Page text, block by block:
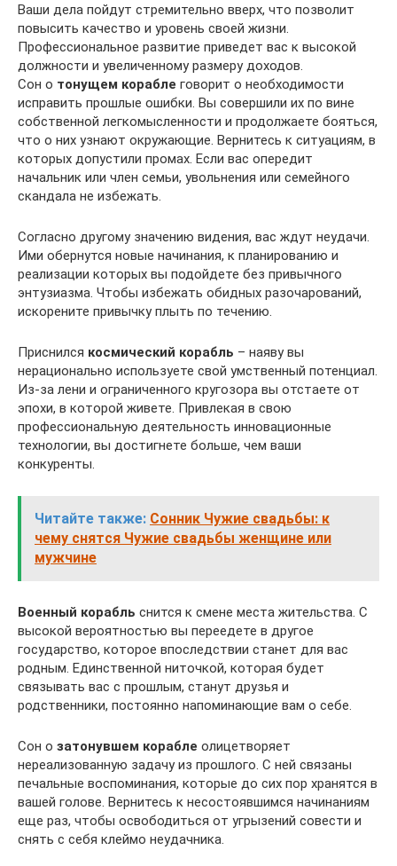
Ваши дела пойдут стремительно вверх, что позволит
повысить качество и уровень своей жизни.
Профессиональное развитие приведет вас к высокой
должности и увеличенному размеру доходов.
Сон о тонущем корабле говорит о необходимости
исправить прошлые ошибки. Вы совершили их по вине
собственной легкомысленности и продолжаете бояться,
что о них узнают окружающие. Вернитесь к ситуациям, в
которых допустили промах. Если вас опередит
начальник или член семьи, увольнения или семейного
скандала не избежать.
Согласно другому значению видения, вас ждут неудачи.
Ими обернутся новые начинания, к планированию и
реализации которых вы подойдете без привычного
энтузиазма. Чтобы избежать обидных разочарований,
искорените привычку плыть по течению.
Приснился космический корабль – наяву вы
нерационально используете свой умственный потенциал.
Из-за лени и ограниченного кругозора вы отстаете от
эпохи, в которой живете. Привлекая в свою
профессиональную деятельность инновационные
технологии, вы достигнете больше, чем ваши
конкуренты.
Читайте также: Сонник Чужие свадьбы: к
чему снятся Чужие свадьбы женщине или
мужчине
Военный корабль снится к смене места жительства. С
высокой вероятностью вы переедете в другое
государство, которое впоследствии станет для вас
родным. Единственной ниточкой, которая будет
связывать вас с прошлым, станут друзья и
родственники, постоянно напоминающие вам о себе.
Сон о затонувшем корабле олицетворяет
нереализованную задачу из прошлого. С ней связаны
печальные воспоминания, которые до сих пор хранятся в
вашей голове. Вернитесь к несостоявшимся начинаниям
еще раз, чтобы освободиться от угрызений совести и
снять с себя клеймо неудачника.